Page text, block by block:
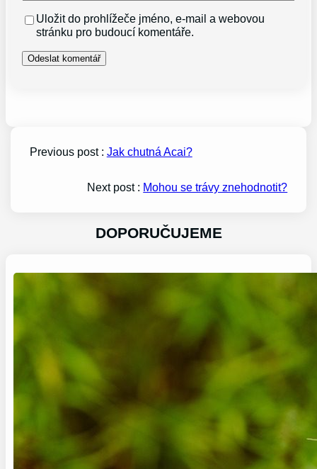
Uložit do prohlížeče jméno, e-mail a webovou
stránku pro budoucí komentáře.
Previous post : Jak chutná Acai?
Next post : Mohou se trávy znehodnotit?
DOPORUČUJEME